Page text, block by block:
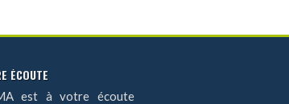
ÉCOUTE
est à votre écoute